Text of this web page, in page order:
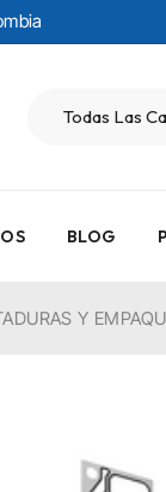
BLOG
Y